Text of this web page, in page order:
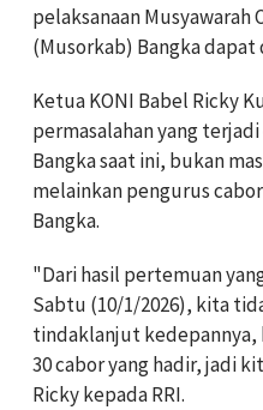
pelaksanaan Musyawarah
(Musorkab) Bangka dapat
Ketua KONI Babel Ricky
permasalahan yang
Bangka saat ini, bukan
melainkan pengurus
Bangka.
"Dari hasil pertemuan
Sabtu (10/1/2026), kita
tindaklanjut kedepannya,
30 cabor yang hadir, jadi
Ricky kepada RRI.